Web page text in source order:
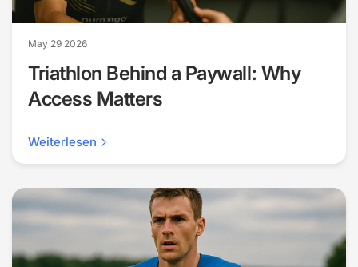
May 29 2026
Triathlon Behind a Paywall: Why
Access Matters
Weiterlesen